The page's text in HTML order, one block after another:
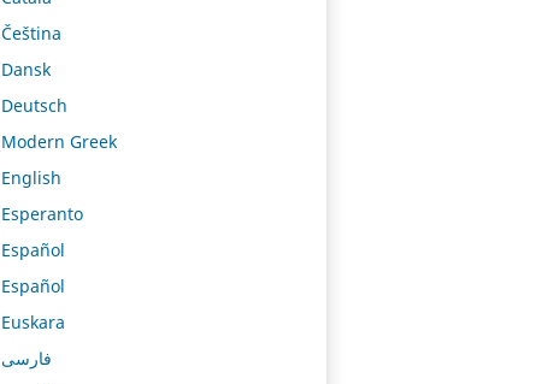
Čeština
Dansk
Deutsch
Modern Greek
English
Esperanto
Español
Español
Euskara
فارسی